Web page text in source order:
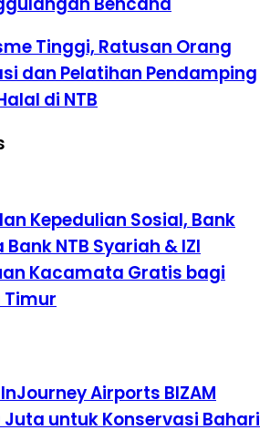
Tinggi, Ratusan Orang
dan Pelatihan Pendamping
di NTB
Kepedulian Sosial, Bank
NTB Syariah & IZI
Kacamata Gratis bagi
Timur
InJourney Airports BIZAM
Juta untuk Konservasi Bahari